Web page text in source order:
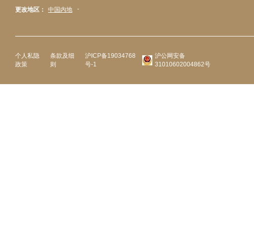
更改地区： 中国内地
个人私隐
政策
条款及细
则
沪ICP备19034768
号-1
沪公网安备
31010602004862号